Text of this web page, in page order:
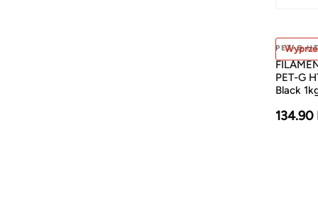
PET-G
PET-G
Black
134.90